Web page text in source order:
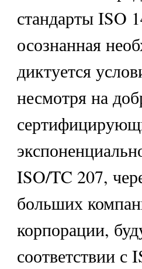
стандарты ISO
осознанная
диктуется
несмотря на
ISO/TC 207,
больших
корпорации,
соответствии с